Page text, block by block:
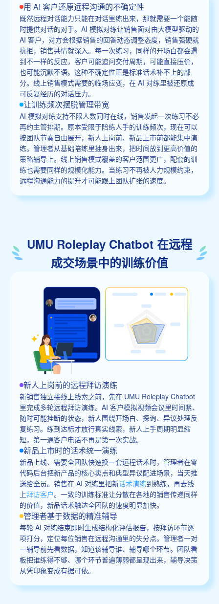
用 AI 客户还原远程沟通的不确定性
既然远程对话能力只能在对话里练出来，那就需要一个能随
时提供对话的对手。AI 模拟对练让销售面对由大模型驱动的
AI 客户，对方会根据销售的回答动态调整态度，销售强硬就
抗拒，销售共情就深入。每一次练习，同样的开场白都会遇
到不一样的反应，客户可能追问交付周期，可能直接压价，
也可能沉默不语。这种不确定性正是标准话术补不上的部
分。线上销售模式需要的临场应变，在 AI 对练里被还原成
可反复经历的对话压力。
让训练频次摆脱管理带宽
AI 模拟对练支持不限人数同时在线，销售发起一次练习不必
再约主管排期。原本受限于陪练人手的训练频次，现在可以
按团队节奏自由展开，新人上岗前、新品上市前都能集中演
练。管理者从基础陪练里抽身出来，把时间放到更高价值的
策略辅导上。线上销售模式覆盖的客户范围更广，配套的训
练也需要同样的规模化能力。当练习不再被人力规模约束，
远程沟通能力的提升才可能跟上团队扩张的速度。
UMU Roleplay Chatbot 在远程
成交场景中的训练价值
新人上岗前的远程拜访演练
新销售独立接线上线索之前，先在 UMU Roleplay Chatbot
里完成多轮远程拜访演练。AI 客户模拟视频会议里时间紧、
随时可能挂断的状态，新人围绕开场白、探询、异议处理反
复练习。练到达标才放行真实线索，新人上手周期明显缩
短，第一通客户电话不再是第一次实战。
新品上市时的话术统一演练
新品上线、需要全团队快速换一套远程话术时，管理者在零
代码后台把新产品的核心卖点和典型异议配进场景，当天推
送给全员。销售在 AI 对练里把新话术演练到熟练，再去线
上拜访客户。一致的训练标准让分散在各地的销售传递同样
的价值，新品话术触达全团队的速度明显加快。
管理者基于数据的精准辅导
每轮 AI 对练结束即时生成结构化评估报告，按拜访环节逐
项打分，定位每位销售在远程沟通里的失分点。管理者一对
一辅导前先看数据，知道该辅导谁、辅导哪个环节。团队看
板把谁练得不够、哪个环节普遍薄弱都呈现出来，辅导决策
从凭印象变成有据可依。